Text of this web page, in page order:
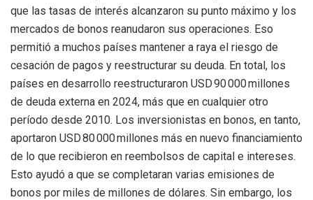
que las tasas de interés alcanzaron su punto máximo y los
mercados de bonos reanudaron sus operaciones. Eso
permitió a muchos países mantener a raya el riesgo de
cesación de pagos y reestructurar su deuda. En total, los
países en desarrollo reestructuraron USD 90 000 millones
de deuda externa en 2024, más que en cualquier otro
período desde 2010. Los inversionistas en bonos, en tanto,
aportaron USD 80 000 millones más en nuevo financiamiento
de lo que recibieron en reembolsos de capital e intereses.
Esto ayudó a que se completaran varias emisiones de
bonos por miles de millones de dólares. Sin embargo, los